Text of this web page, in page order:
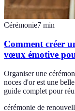
Cérémonie7 min
Comment créer
vœux émotive
Organiser une
noces d'or est une
guide complet pour
cérémonie de